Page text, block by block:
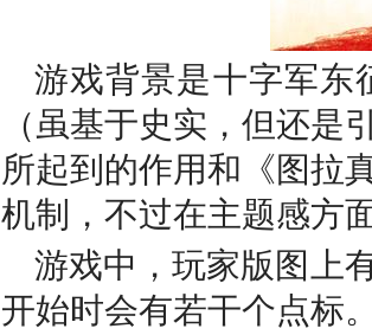
游戏背景是十字军东
（虽基于史实，但还
所起到的作用和《图拉
机制，不过在主题感方
游戏中，玩家版图上
开始时会有若干个点标